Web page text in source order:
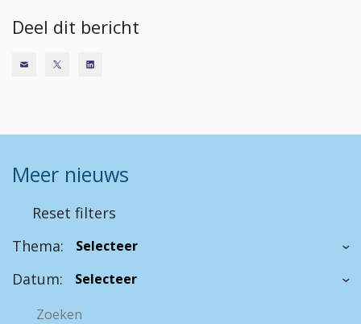
Deel dit bericht
Meer nieuws
Reset filters
Thema:
Datum: